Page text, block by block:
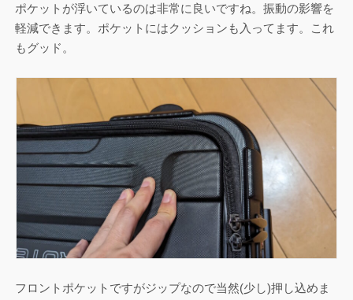
ポケットが浮いているのは非常に良いですね。振動の影響を
軽減できます。ポケットにはクッションも入ってます。これ
もグッド。
フロントポケットですがジップなので当然(少し)押し込めま